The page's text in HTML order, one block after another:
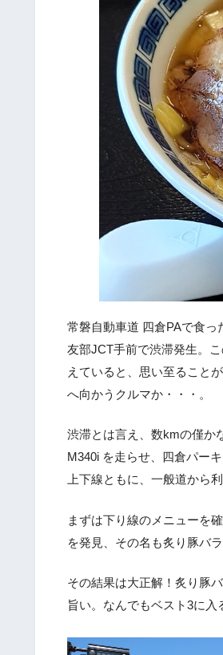
常磐自動車道 四倉PAで食
友部JCT手前で渋滞発生。
えていると、思い至ること
へ向かうクルマか・・・。
渋滞とは言え、数kmの僅か
M340i を走らせ、四倉パー
上下線ともに、一般道から
まずは下り線のメニューを
を発見、その名も炙り豚バ
その結果は大正解！炙り豚
旨い。なんでもベスト3に入